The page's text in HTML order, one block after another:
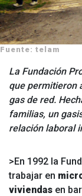
Fuente: telam
La Fundación
que permitieron
gas de red.
familias, un
relación laboral
>En 1992 la
trabajar en
viviendas en